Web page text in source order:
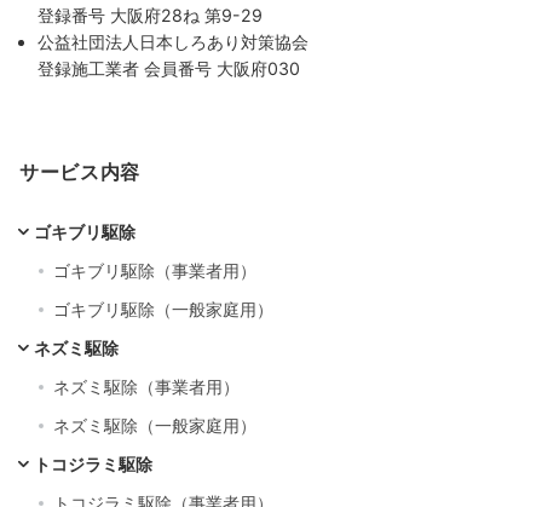
登録番号 大阪府28ね 第9-29
公益社団法人日本しろあり対策協会
登録施工業者 会員番号 大阪府030
サービス内容
ゴキブリ駆除
ゴキブリ駆除（事業者用）
ゴキブリ駆除（一般家庭用）
ネズミ駆除
ネズミ駆除（事業者用）
ネズミ駆除（一般家庭用）
トコジラミ駆除
トコジラミ駆除（事業者用）